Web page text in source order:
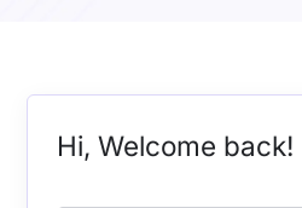
Hi, Welcome back!